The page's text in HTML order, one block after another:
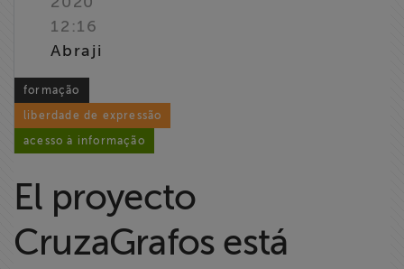
Informação
Liberdade de
Expressão
Projetos
e Litigância
Documentários
12:16
Abraji
formação
liberdade de expressão
acesso à informação
El proyecto
CruzaGrafos está